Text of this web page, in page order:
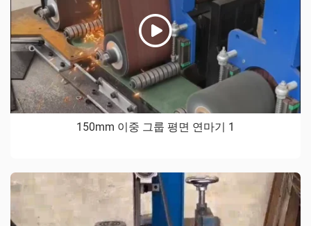
150mm 이중 그룹 평면 연마기 1